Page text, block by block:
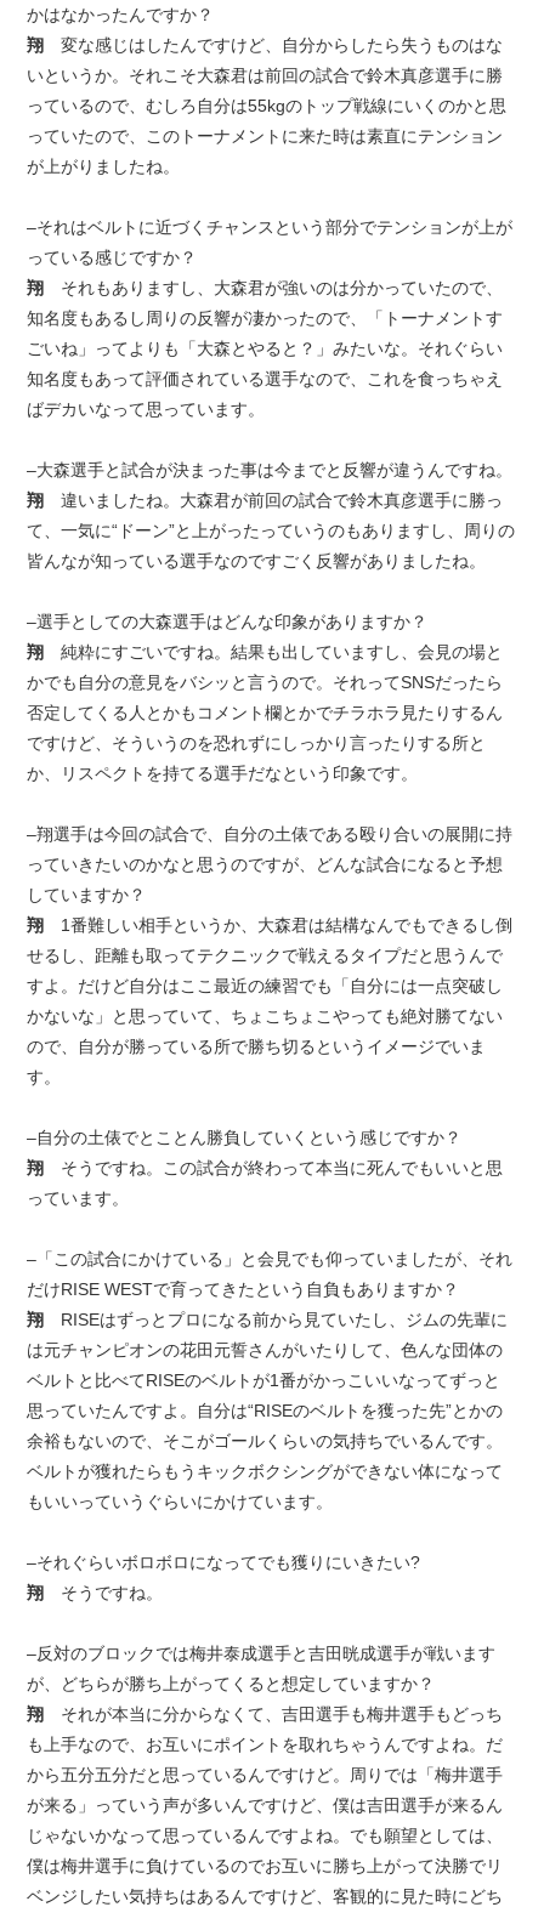
かはなかったんですか？
翔 変な感じはしたんですけど、自分からしたら失うものはな
いというか。それこそ大森君は前回の試合で鈴木真彦選手に勝
っているので、むしろ自分は55kgのトップ戦線にいくのかと思
っていたので、このトーナメントに来た時は素直にテンション
が上がりましたね。
–それはベルトに近づくチャンスという部分でテンションが上が
っている感じですか？
翔 それもありますし、大森君が強いのは分かっていたので、
知名度もあるし周りの反響が凄かったので、「トーナメントす
ごいね」ってよりも「大森とやると？」みたいな。それぐらい
知名度もあって評価されている選手なので、これを食っちゃえ
ばデカいなって思っています。
–大森選手と試合が決まった事は今までと反響が違うんですね。
翔違いましたね。大森君が前回の試合で鈴木真彦選手に勝っ
て、一気に“ドーン”と上がったっていうのもありますし、周りの
皆んなが知っている選手なのですごく反響がありましたね。
–選手としての大森選手はどんな印象がありますか？
翔 純粋にすごいですね。結果も出していますし、会見の場と
かでも自分の意見をバシッと言うので。それってSNSだったら
否定してくる人とかもコメント欄とかでチラホラ見たりするん
ですけど、そういうのを恐れずにしっかり言ったりする所と
か、リスペクトを持てる選手だなという印象です。
–翔選手は今回の試合で、自分の土俵である殴り合いの展開に持
っていきたいのかなと思うのですが、どんな試合になると予想
していますか？
翔 1番難しい相手というか、大森君は結構なんでもできるし倒
せるし、距離も取ってテクニックで戦えるタイプだと思うんで
すよ。だけど自分はここ最近の練習でも「自分には一点突破し
かないな」と思っていて、ちょこちょこやっても絶対勝てない
ので、自分が勝っている所で勝ち切るというイメージでいま
す。
–自分の土俵でとことん勝負していくという感じですか？
翔 そうですね。この試合が終わって本当に死んでもいいと思
っています。
–「この試合にかけている」と会見でも仰っていましたが、それ
だけRISE WESTで育ってきたという自負もありますか？
翔 RISEはずっとプロになる前から見ていたし、ジムの先輩に
は元チャンピオンの花田元誓さんがいたりして、色んな団体の
ベルトと比べてRISEのベルトが1番がかっこいいなってずっと
思っていたんですよ。自分は“RISEのベルトを獲った先”とかの
余裕もないので、そこがゴールくらいの気持ちでいるんです。
ベルトが獲れたらもうキックボクシングができない体になって
もいいっていうぐらいにかけています。
–それぐらいボロボロになってでも獲りにいきたい?
翔 そうですね。
–反対のブロックでは梅井泰成選手と吉田晄成選手が戦います
が、どちらが勝ち上がってくると想定していますか？
翔 それが本当に分からなくて、吉田選手も梅井選手もどっち
も上手なので、お互いにポイントを取れちゃうんですよね。だ
から五分五分だと思っているんですけど。周りでは「梅井選手
が来る」っていう声が多いんですけど、僕は吉田選手が来るん
じゃないかなって思っているんですよね。でも願望としては、
僕は梅井選手に負けているのでお互いに勝ち上がって決勝でリ
ベンジしたい気持ちはあるんですけど、客観的に見た時にどち